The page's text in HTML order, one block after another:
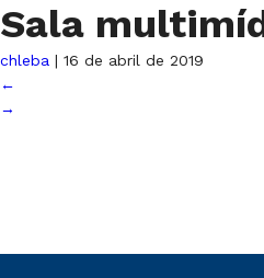
Sala
chleba | 16 de abril de 2019
←
→